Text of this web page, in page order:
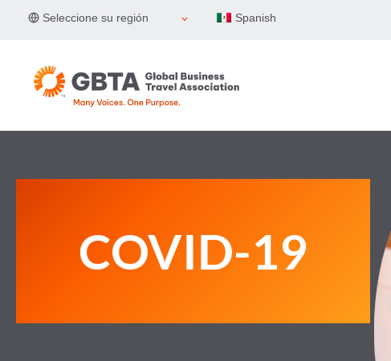
Seleccione su región Spanish
COVID-19